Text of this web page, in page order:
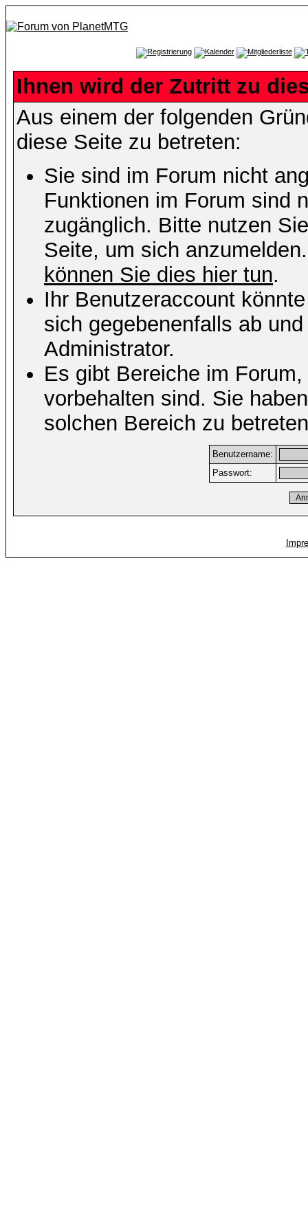
Ihnen wird der Zutritt zu
Aus einem der folgenden
diese Seite zu betreten:
Sie sind im Forum nicht
Funktionen im Forum sind
zugänglich. Bitte nutzen
Seite, um sich
können Sie dies hier tun.
Ihr Benutzeraccount
sich gegebenenfalls ab
Administrator.
Es gibt Bereiche im
vorbehalten sind. Sie
solchen Bereich zu
Benutzername:
Passwort: